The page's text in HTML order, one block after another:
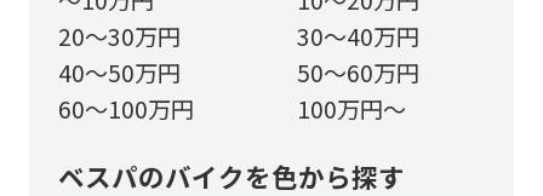
20～30万円
30～40万円
40～50万円
50～60万円
60～100万円
100万円～
ベスパのバイクを色から探す